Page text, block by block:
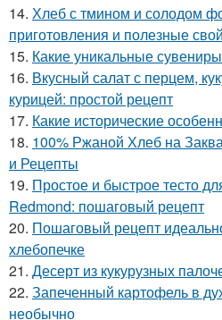
14. Хлеб с тмином и солодом
приготовления и полезные
15. Какие уникальные
16. Вкусный салат с перцем,
курицей: простой рецепт
17. Какие исторические
18. 100% Ржаной Хлеб на
и Рецепты
19. Простое и быстрое тесто
Redmond: пошаговый рецепт
20. Пошаговый рецепт
хлебопечке
21. Десерт из кукурузных
22. Запеченный картофель в
необычно